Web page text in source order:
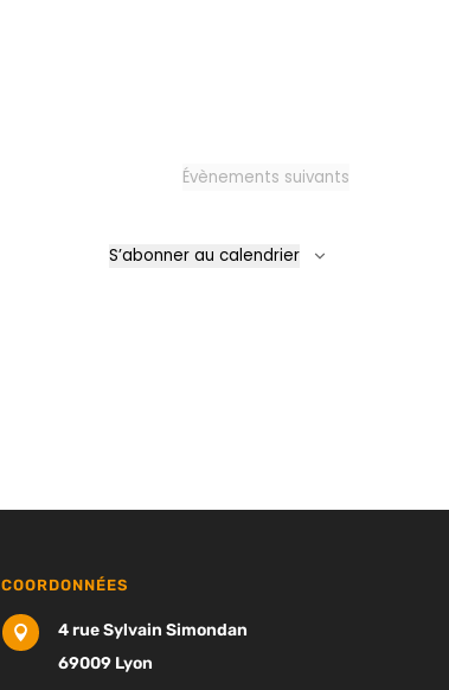
Évènements suivants
S’abonner au calendrier
COORDONNÉES

4 rue Sylvain Simondan
69009 Lyon